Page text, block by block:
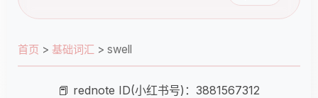
首页 > 基础词汇 > swell
📕 rednote ID(小红书号)：3881567312